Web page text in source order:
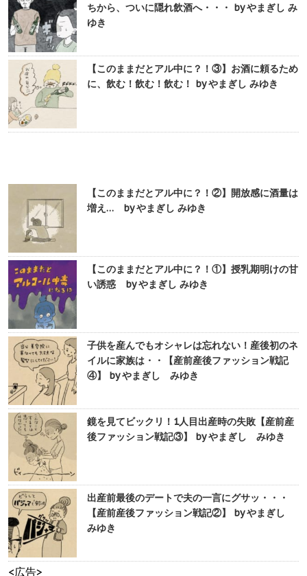
ちから、ついに隠れ飲酒へ・・・ by やまぎし み
ゆき
【このままだとアル中に？！③】お酒に頼るため
に、飲む！飲む！飲む！ by やまぎし みゆき
【このままだとアル中に？！②】開放感に酒量は
増え… by やまぎし みゆき
【このままだとアル中に？！①】授乳期明けの甘
い誘惑 by やまぎし みゆき
子供を産んでもオシャレは忘れない！産後初のネ
イルに家族は・・【産前産後ファッション戦記
④】 by やまぎし みゆき
鏡を見てビックリ！1人目出産時の失敗【産前産
後ファッション戦記③】 by やまぎし みゆき
出産前最後のデートで夫の一言にグサッ・・・
【産前産後ファッション戦記②】 by やまぎし
みゆき
<広告>